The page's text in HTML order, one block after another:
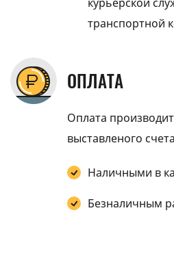
транспортной
ОПЛАТА
Оплата
выставленого
Наличными в
Безналичным